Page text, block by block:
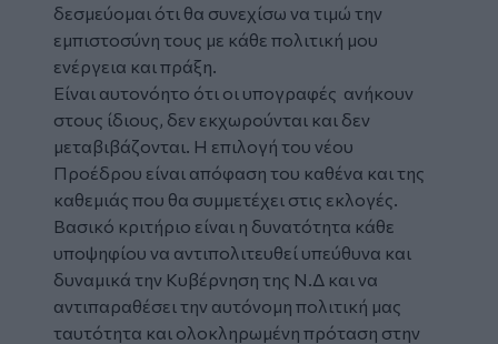
δεσμεύομαι ότι θα συνεχίσω να τιμώ την
εμπιστοσύνη τους με κάθε πολιτική μου
ενέργεια και πράξη.
Είναι αυτονόητο ότι οι υπογραφές ανήκουν
στους ίδιους, δεν εκχωρούνται και δεν
μεταβιβάζονται. Η επιλογή του νέου
Προέδρου είναι απόφαση του καθένα και της
καθεμιάς που θα συμμετέχει στις εκλογές.
Βασικό κριτήριο είναι η δυνατότητα κάθε
υποψηφίου να αντιπολιτευθεί υπεύθυνα και
δυναμικά την Κυβέρνηση της Ν.Δ και να
αντιπαραθέσει την αυτόνομη πολιτική μας
ταυτότητα και ολοκληρωμένη πρόταση στην